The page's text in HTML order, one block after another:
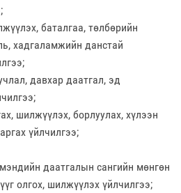
баталгаа, төлбөрийн
хадгаламжийн данстай
давхар даатгал, эд
шилжүүлэх, борлуулах, хүлээн
үйлчилгээ;
даатгалын сангийн мөнгөн
олгох, шилжүүлэх үйлчилгээ;